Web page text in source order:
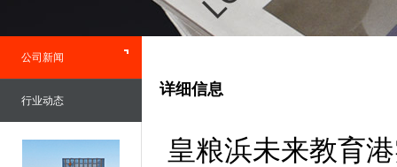
公司新闻
行业动态
详细信息
皇粮浜未来教育